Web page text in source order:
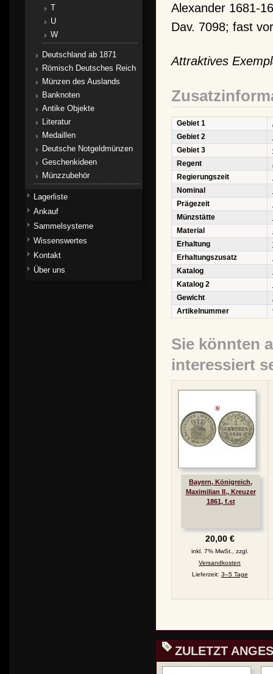
Alexander 1681-
Dav. 7098; fast
Attraktives
Gebiet 1
Gebiet 2
Gebiet 3
Regent
Regierungszeit
Nominal
Prägezeit
Münzstätte
Material
Erhaltung
Erhaltungszusatz
Katalog
Katalog 2
Gewicht
Artikelnummer
Sie könnten
interessiert
Bayern, Königreich,
Maximilian II., Kreuzer
1861, f.st
20,00 €
inkl. 7% MwSt., zzgl.
Versandkosten
Lieferzeit: 3–5 Tage
ZULETZT
T
U
W
Deutschland ab 1871
Römisch Deutsches Reich
Münzen des Auslands
Banknoten
Antike Objekte
Literatur
Medaillen
Deutsche Notgeldmünzen
Geschenkideen
Münzzubehör
Lagerliste
Ankauf
Sammelsysteme
Wissenswertes
Kontakt
Über uns